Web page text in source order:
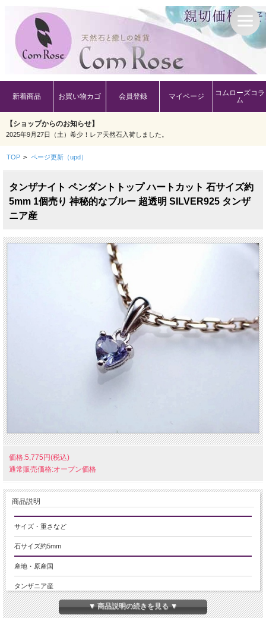
新着商品 お買い物カゴ 会員登録 マイページ
コムローズコラ
ム
【ショップからのお知らせ】
2025年9月27日（土）希少！レア天然石入荷しました。
TOP > ページ更新（upd）
タンザナイト ペンダントトップ ハートカット 石サイズ約
5mm 1個売り 神秘的なブルー 超透明 SILVER925 タンザ
ニア産
価格:5,775円(税込)
通常販売価格:オープン価格
商品説明
サイズ・重さなど
石サイズ約5mm
産地・原産国
タンザニア産
グレードなど ▼ 商品説明の続きを見る ▼